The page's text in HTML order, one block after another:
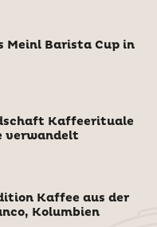
Meinl Barista Cup in
Kaffeerituale
verwandelt
Kaffee aus der
Kolumbien